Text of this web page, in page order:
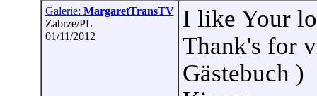
Galerie: MargaretTransTV
Zabrze/PL
01/11/2012
I like Your
Thank's for
Gästebuch )